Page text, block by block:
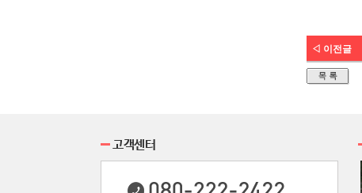
◁ 이전글
고객센터